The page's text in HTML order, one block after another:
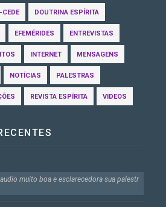
CEDE DOUTRINA ESPÍRITA
EFEMÉRIDES ENTREVISTAS
INTERNET MENSAGENS
NOTÍCIAS PALESTRAS
REVISTA ESPÍRITA VIDEOS
muito boa e esclarecedora sua palestr